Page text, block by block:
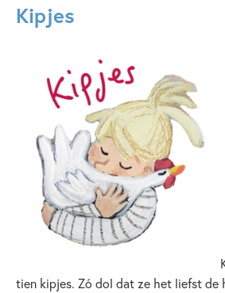
Kipjes
tien kipjes. Zó dol dat ze het liefst de